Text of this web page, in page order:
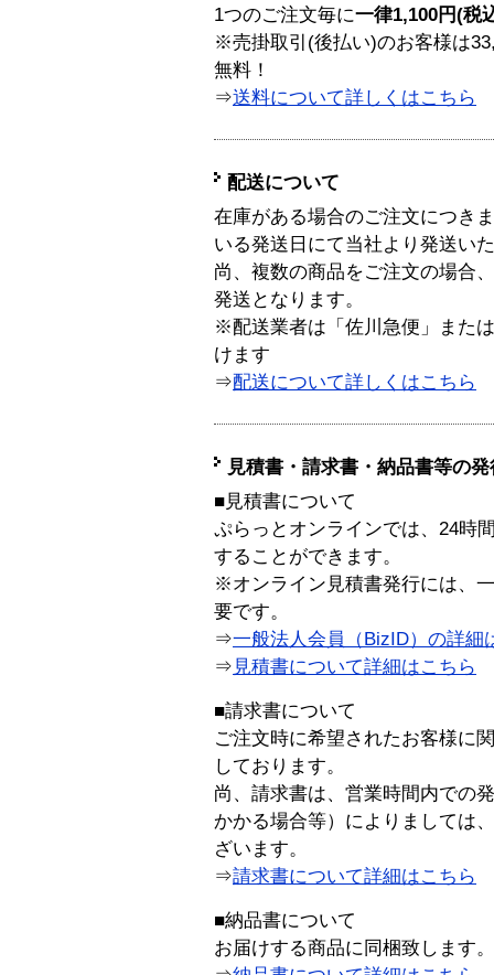
1つのご注文毎に一律1,100円(税
※売掛取引(後払い)のお客様は
無料！
⇒送料について詳しくはこちら
配送について
在庫がある場合のご注文につき
いる発送日にて当社より発送い
尚、複数の商品をご注文の場合
発送となります。
※配送業者は「佐川急便」また
けます
⇒配送について詳しくはこちら
見積書・請求書・納品書等の
■見積書について
ぷらっとオンラインでは、24時
することができます。
※オンライン見積書発行には、
要です。
⇒一般法人会員（BizID）の詳細
⇒ 見積書について詳細はこちら
■請求書について
ご注文時に希望されたお客様に
しております。
尚、請求書は、営業時間内での
かかる場合等）によりましては
ざいます。
⇒請求書について詳細はこちら
■納品書について
お届けする商品に同梱致します。